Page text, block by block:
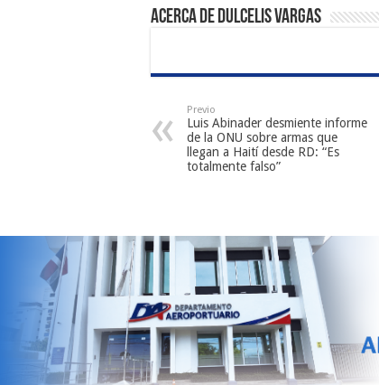
Acerca de Dulcelis Vargas
Previo
Luis Abinader desmiente informe
de la ONU sobre armas que
llegan a Haití desde RD: “Es
totalmente falso”